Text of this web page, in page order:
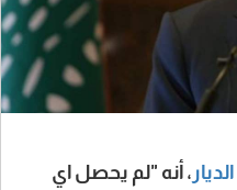
الديار ، أنه "لم يحصل اي